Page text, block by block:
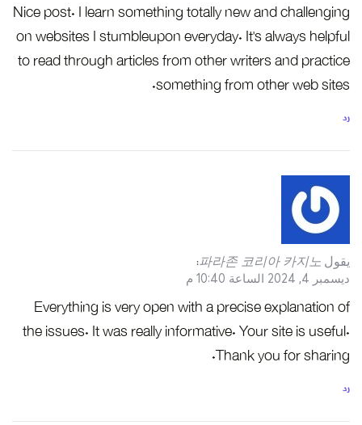
Nice post. I learn something totally new and challenging
on websites I stumbleupon everyday. It’s always helpful
to read through articles from other writers and practice
something from other web sites.
رد
يقول 파라존 코리아 카지노
:
ديسمبر 4, 2024 الساعة 10:40 م
Everything is very open with a precise explanation of
the issues. It was really informative. Your site is useful.
Thank you for sharing.
رد